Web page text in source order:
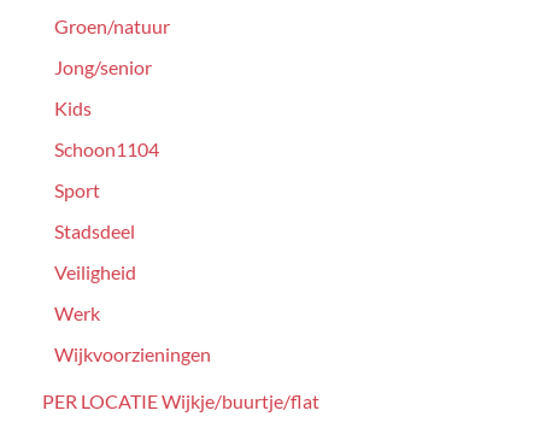
Groen/natuur
Jong/senior
Kids
Schoon1104
Sport
Stadsdeel
Veiligheid
Werk
Wijkvoorzieningen
PER LOCATIE Wijkje/buurtje/flat